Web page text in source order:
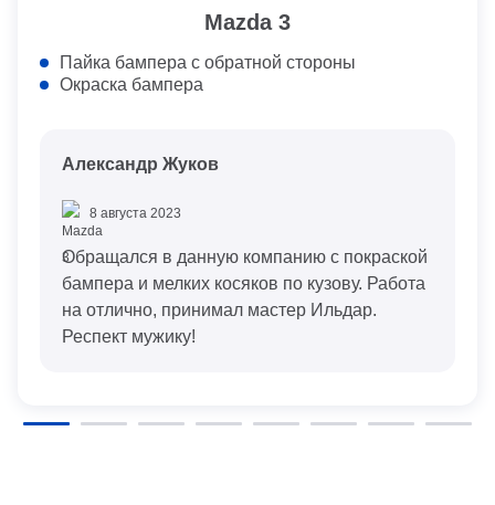
Mazda 3
Пайка бампера с обратной стороны
Окраска бампера
Александр Жуков
8 августа 2023
Обращался в данную компанию с покраской
бампера и мелких косяков по кузову. Работа
на отлично, принимал мастер Ильдар.
Респект мужику!